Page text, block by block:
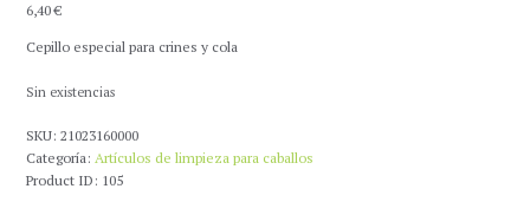
6,40€
Cepillo especial para crines y cola
Sin existencias
SKU:21023160000
Categoría:Artículos de limpieza para caballos
Product ID: 105